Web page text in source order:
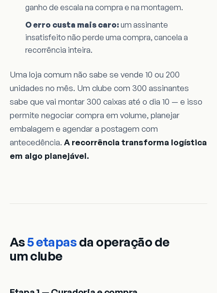
ganho de escala na compra e na montagem.
O erro custa mais caro: um assinante
insatisfeito não perde uma compra, cancela a
recorrência inteira.
Uma loja comum não sabe se vende 10 ou 200
unidades no mês. Um clube com 300 assinantes
sabe que vai montar 300 caixas até o dia 10 — e isso
permite negociar compra em volume, planejar
embalagem e agendar a postagem com
antecedência. A recorrência transforma logística
em algo planejável.
As5 etapasda operação de
um clube